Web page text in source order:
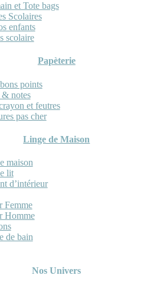
et Tote bags
Scolaires
enfants
scolaire
Papèterie
points
& notes
et feutres
pas cher
Linge de Maison
maison
lit
d’intérieur
Femme
Homme
de bain
Nos Univers